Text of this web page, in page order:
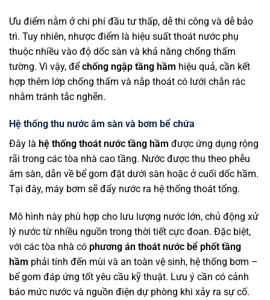
Ưu điểm nằm ở chi phí đầu tư thấp, dễ thi công và dễ bảo
trì. Tuy nhiên, nhược điểm là hiệu suất thoát nước phụ
thuộc nhiều vào độ dốc sàn và khả năng chống thấm
tường. Vì vậy, đểchống ngập tầng hầm hiệu quả, cần kết
hợp thêm lớp chống thấm và nắp thoát có lưới chắn rác
nhằm tránh tắc nghẽn.
Hệ thống thu nước âm sàn và bơm bể chứa
Đây là hệ thống thoát nước tầng hầm được ứng dụng rộng
rãi trong các tòa nhà cao tầng. Nước được thu theo phễu
âm sàn, dẫn về bể gom đặt dưới sàn hoặc ở cuối dốc hầm.
Tại đây, máy bơm sẽ đẩy nước ra hệ thống thoát tổng.
Mô hình này phù hợp cho lưu lượng nước lớn, chủ động xử
lý nước từ nhiều nguồn trong thời tiết cực đoan. Đặc biệt,
với các tòa nhà có phương án thoát nước bể phốt tầng
hầm phải tính đến mùi và an toàn vệ sinh, hệ thống bơm –
bể gom đáp ứng tốt yêu cầu kỹ thuật. Lưu ý cần có cảnh
báo mức nước và nguồn điện dự phòng khi xảy ra sự cố.